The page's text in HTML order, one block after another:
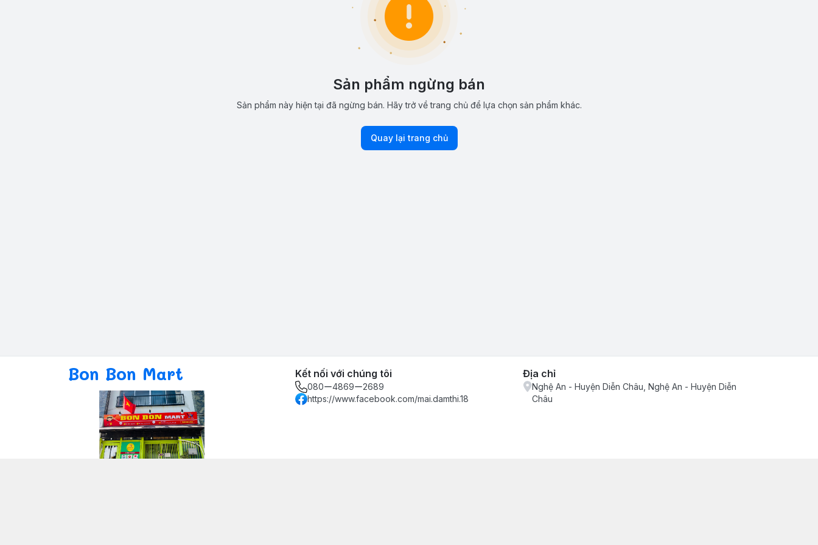
Sản phẩm ngừng bán
Sản phẩm này hiện tại đã ngừng bán. Hãy trở về trang chủ để lựa chọn sản phẩm khác.
Quay lại trang chủ
Bon Bon Mart Kết nối với chúng tôi
080ー4869ー2689
https://www.facebook.com/mai.damthi.18
Địa chỉ
Nghệ An - Huyện Diễn Châu, Nghệ An - Huyện Diễn
Châu